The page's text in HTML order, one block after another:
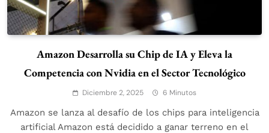
Amazon Desarrolla su Chip de IA y Eleva la
Competencia con Nvidia en el Sector Tecnológico
Diciembre 2, 2025 6 Minutos
Amazon se lanza al desafío de los chips para inteligencia
artificial Amazon está decidido a ganar terreno en el